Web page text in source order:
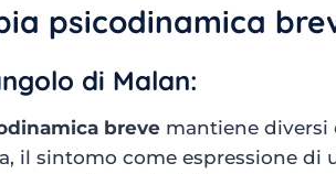
psicodinamica
di Malan:
breve mantiene diversi
il sintomo come espressione